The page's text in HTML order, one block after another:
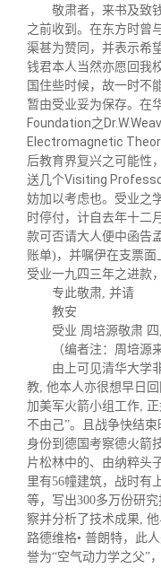
敬肃者，来书及致
之前收到。在东方时曾
渠甚为赞同，并表示希
钱君本人当然亦愿回我
国住些时候，故一时不
暂由受业妥为保存。在
Foundation之
Electromagnetic
后教育界复兴之可能性
送几个Visiting
妨加以考虑也。受业之
时停付，计自去年十二
款可否请大人便中函告
账单)，并嘱伊在支票面
受业一九四三年之进款
专此敬肃, 并请
教安
受业 周培源敬肃 四
（编者注：周培源
由上可见清华大学
教, 他本人亦很想早日
加美军火箭小组工作,
不由己”。且战争快结
身份到德国考察德火箭
片松林中的、由纳粹头
里有56幢建筑，战时有
等，写出300多万份研
察并分析了技术成果,
路德维格• 普朗特，此
誉为“空气动力学之父”